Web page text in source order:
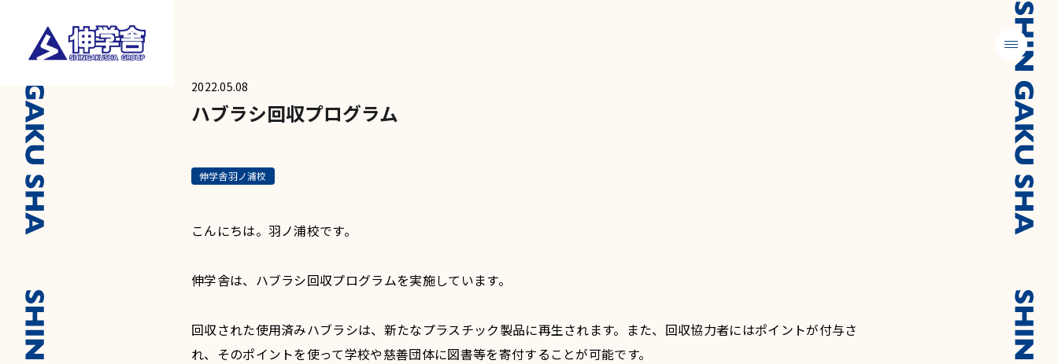
メニュー
2022.05.08
ハブラシ回収プログラム
伸学舎羽ノ浦校
こんにちは。羽ノ浦校です。
伸学舎は、ハブラシ回収プログラムを実施しています。
回収された使用済みハブラシは、新たなプラスチック製品に再生されます。また、回収協力者にはポイントが付与さ
れ、そのポイントを使って学校や慈善団体に図書等を寄付することが可能です。